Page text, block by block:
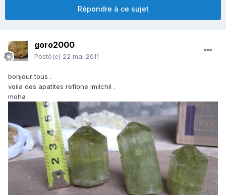
Répondre à ce sujet
goro2000
Posté(e) 22 mai 2011
bonjour tous .
voila des apatites refione imilchil .
moha